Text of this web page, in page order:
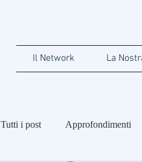
Il Network La
Tutti i post Approfondimenti